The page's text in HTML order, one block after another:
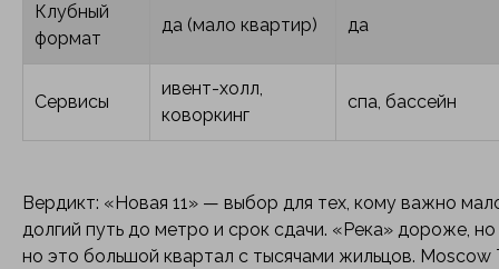
Клубный
формат
да (мало квартир) да
Сервисы
ивент-холл,
коворкинг
спа, бассейн
Вердикт: «Новая 11» — выбор для тех, кому важно
долгий путь до метро и срок сдачи. «Река» дороже,
но это большой квартал с тысячами жильцов.